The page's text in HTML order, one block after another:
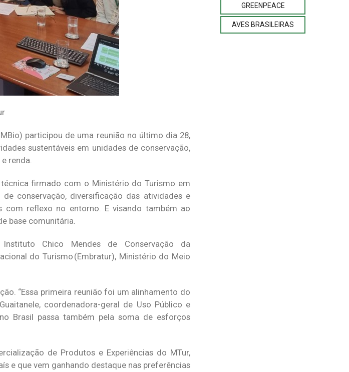
participou de uma reunião no último dia 28,
sustentáveis em unidades de conservação,
renda.
firmado com o Ministério do Turismo em
conservação, diversificação das atividades e
com reflexo no entorno. E visando também ao
base comunitária.
Instituto Chico Mendes de Conservação da
do Turismo (Embratur), Ministério do Meio
“Essa primeira reunião foi um alinhamento do
coordenadora-geral de Uso Público e
Brasil passa também pela soma de esforços
de Produtos e Experiências do MTur,
e que vem ganhando destaque nas preferências
GREENPEACE
AVES BRASILEIRAS